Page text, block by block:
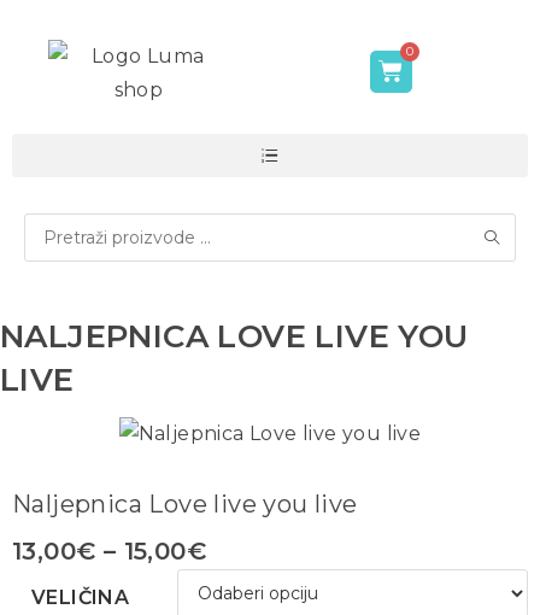
NALJEPNICA LOVE LIVE YOU
LIVE
Naljepnica Love live you live
13,00€ – 15,00€
VELIČINA